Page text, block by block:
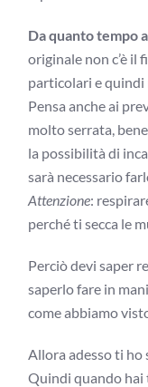
Da quanto tempo
originale non c’è il
particolari e quindi
Pensa anche ai
molto serrata,
la possibilità di
sarà necessario
Attenzione:
perché ti secca le
Perciò devi saper
saperlo fare in
come abbiamo
Allora adesso ti ho
Quindi quando hai